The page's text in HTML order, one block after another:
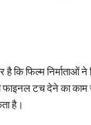
फिल्म निर्माताओं ने
फाइनल टच देने का काम
है।